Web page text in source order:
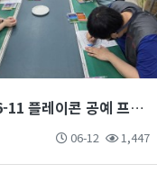
2025-06-11 플레이콘 공예 프로그램
06-12 1,447